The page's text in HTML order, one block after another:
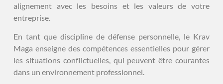
alignement avec les besoins et les valeurs de votre
entreprise.
En tant que discipline de défense personnelle, le Krav
Maga enseigne des compétences essentielles pour gérer
les situations conflictuelles, qui peuvent être courantes
dans un environnement professionnel.